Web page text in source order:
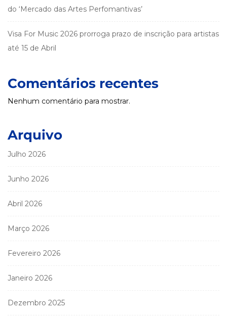
do ‘Mercado das Artes Perfomantivas’
Visa For Music 2026 prorroga prazo de inscrição para artistas
até 15 de Abril
Comentários recentes
Nenhum comentário para mostrar.
Arquivo
Julho 2026
Junho 2026
Abril 2026
Março 2026
Fevereiro 2026
Janeiro 2026
Dezembro 2025